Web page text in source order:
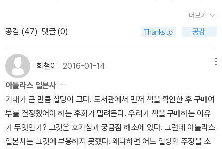
(나무아미타불)만 외치면 누구나 극락에 갈 수 있다는 호넨의 가르침
을 설파2) 잇펜(시종, 時宗) : 정토종 계열로 신앙심의 유무와 상관
없이 모든 인간은 구제받는다는 가르침을 설파3) 니치렌(법화종) :
'남무묘법연화경南無妙法蓮華經'을 외면 성불할 수 있다는 가르침
을 설파4) 선종(임제종) : 간토 무사들 사이에서 세력을 얻었으며, 막
부가 가마쿠라에 겐초지(建長寺)·엔가쿠지(圓覺寺) 등 대사원 건
립▷ 남북조 시대가마쿠라 막부의 실권자인 호조 씨가 천황의 지묘인
계통과 다이카쿠지 계통이 교대로 천황에 취임하도록 하는 '양통질립
兩統迭立' 정책을 시행하자, 다이카쿠지 계통의 고다이고 천황이 무
사들의 반反호조 정서를 이용하여 거병하였고, 1333년 가마쿠라 막
리는 왜 공부할수록 가난해지는가(천주희 지음, 사이행성 펴냄), 우리
말 절대지식(김승용 지음, 동아시아 펴냄)번역_나쓰메 소세키 전집
(나쓰메 소세키 지음, 송태욱 옮김, 현암사 펴냄)편집_ 아틀라스 역사
시리즈 (김호동 외 지음, 사계절 펴냄)어린이ㆍ청소년_할머니의 여름
휴가(안녕달 지음, 창비 펴냄), 다윈 영의 악의 기원(박지리 지음, 사
계절 펴냄)16. 12. 24.
더보기
공감 (47) 댓글 (0)
희철이 2016-01-14
아틀라스 일본사
기대가 큰 만큼 실망이 크다. 도서관에서 먼저 책을 확인한 후 구매여
부를 결정했어야 하는 후회가 밀려든다. 우리가 책을 구매하는 이유
가 무엇인가? 그것은 호기심과 궁금점 해소에 있다. 그런데 아틀라스
일본사는 그것에 부응하지 못했다. 왜냐하면 어느 일방의 주장을 소